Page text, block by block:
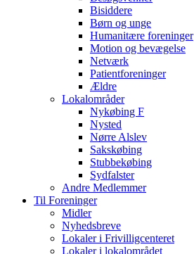
Bisiddere
Børn og unge
Humanitære foreninger
Motion og bevægelse
Netværk
Patientforeninger
Ældre
Lokalområder
Nykøbing F
Nysted
Nørre Alslev
Sakskøbing
Stubbekøbing
Sydfalster
Andre Medlemmer
Til Foreninger
Midler
Nyhedsbreve
Lokaler i Frivilligcenteret
Lokaler i lokalområdet